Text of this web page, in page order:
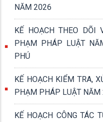
NĂM 2026
KẾ HOẠCH THEO DÕI
PHẠM PHÁP LUẬT
PHÚ
KẾ HOẠCH KIỂM TRA,
PHẠM PHÁP LUẬT NĂM
KẾ HOẠCH CÔNG TÁC